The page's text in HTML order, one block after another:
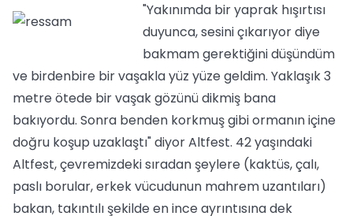
"Yakınımda bir yaprak hışırtısı
duyunca, sesini çıkarıyor diye
bakmam gerektiğini düşündüm
ve birdenbire bir vaşakla yüz yüze geldim. Yaklaşık 3
metre ötede bir vaşak gözünü dikmiş bana
bakıyordu. Sonra benden korkmuş gibi ormanın içine
doğru koşup uzaklaştı" diyor Altfest. 42 yaşındaki
Altfest, çevremizdeki sıradan şeylere (kaktüs, çalı,
paslı borular, erkek vücudunun mahrem uzantıları)
bakan, takıntılı şekilde en ince ayrıntısına dek